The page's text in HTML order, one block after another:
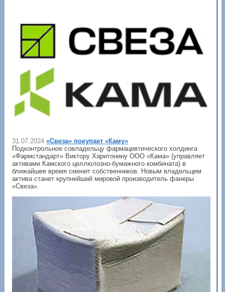
31.07.2024 «Свеза» покупает «Каму»
Подконтрольное совладельцу фармацевтического холдинга
«Фармстандарт» Виктору Харитонину ООО «Кама» (управляет
активами Камского целлюлозно-бумажного комбината) в
ближайшее время сменит собственников. Новым владельцем
актива станет крупнейший мировой производитель фанеры
«Свеза».